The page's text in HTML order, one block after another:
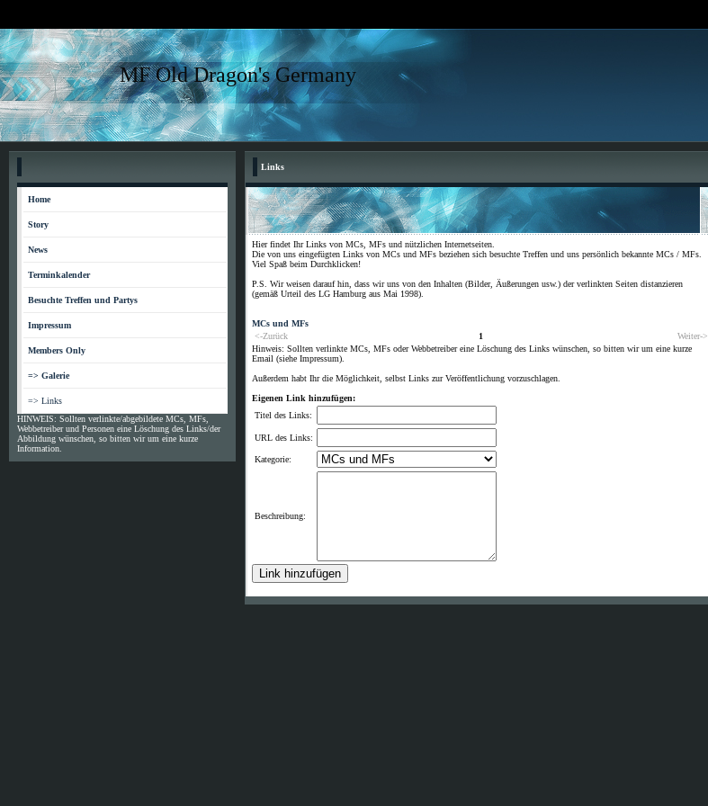
MF Old Dragon's Germany
Home
Story
News
Terminkalender
Besuchte Treffen und Partys
Impressum
Members Only
=> Galerie
=> Links
HINWEIS: Sollten verlinkte/abgebildete MCs, MFs,
Webbetreiber und Personen eine Löschung des Links/der
Abbildung wünschen, so bitten wir um eine kurze
Information.
Links
Hier findet Ihr Links von MCs, MFs und nützlichen Internetseiten.
Die von uns eingefügten Links von MCs und MFs beziehen sich besuchte Treffen und uns persönlich bekannte MCs / MFs.
Viel Spaß beim Durchklicken!
P.S. Wir weisen darauf hin, dass wir uns von den Inhalten (Bilder, Äußerungen usw.) der verlinkten Seiten distanzieren
(gemäß Urteil des LG Hamburg aus Mai 1998).
MCs und MFs
<-Zurück
1
Weiter->
Hinweis: Sollten verlinkte MCs, MFs oder Webbetreiber eine Löschung des Links wünschen, so bitten wir um eine kurze
Email (siehe Impressum).
Außerdem habt Ihr die Möglichkeit, selbst Links zur Veröffentlichung vorzuschlagen.
Eigenen Link hinzufügen:
Titel des Links:
URL des Links:
Kategorie:
Beschreibung: